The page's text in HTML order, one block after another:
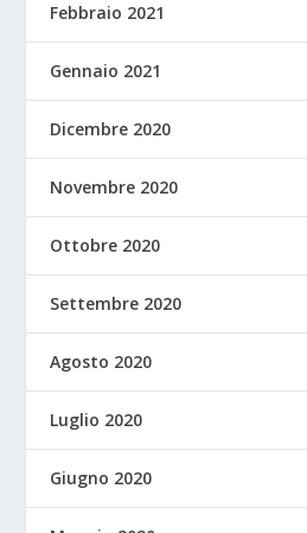
Febbraio 2021
Gennaio 2021
Dicembre 2020
Novembre 2020
Ottobre 2020
Settembre 2020
Agosto 2020
Luglio 2020
Giugno 2020